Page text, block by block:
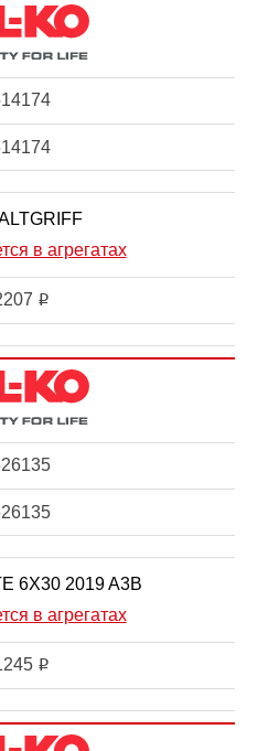
в агрегатах
i
6X30 2019 A3B
в агрегатах
i